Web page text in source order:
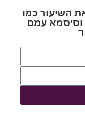
השיעור כמו
עמם